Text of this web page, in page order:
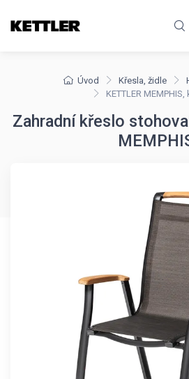
Úvod Křesla, židle
KETTLER MEMPHIS, křeslo
Zahradní křeslo